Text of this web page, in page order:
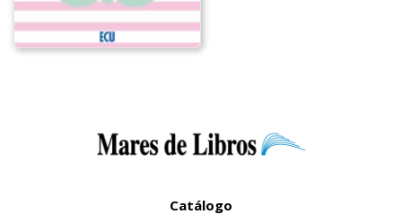
Catálogo